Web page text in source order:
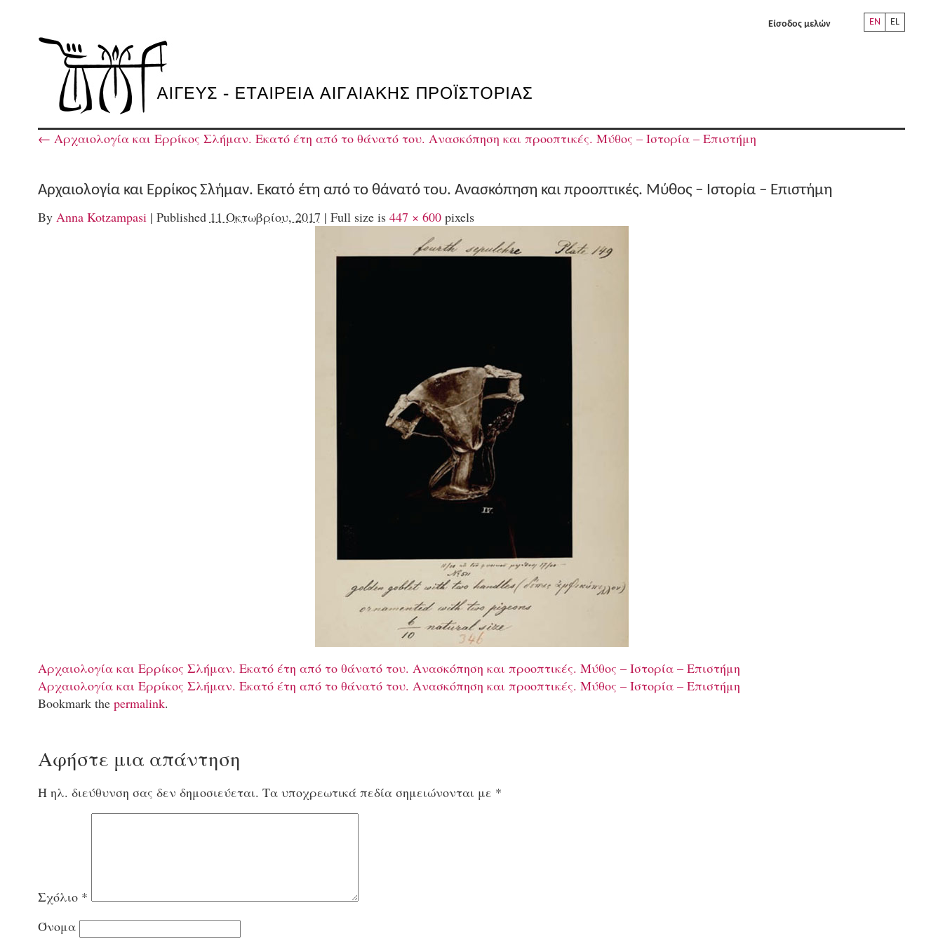
EN EL
Είσοδος μελών
← Αρχαιολογία και Ερρίκος Σλήμαν. Εκατό έτη από το θάνατό του. Aνασκόπηση και προοπτικές. Μύθος – Ιστορία – Επιστήμη
Αρχαιολογία και Ερρίκος Σλήμαν. Εκατό έτη από το θάνατό του. Aνασκόπηση και προοπτικές. Μύθος – Ιστορία – Επιστήμη
By Anna Kotzampasi | Published 11 Οκτωβρίου, 2017 | Full size is 447 × 600pixels
Αρχαιολογία και Ερρίκος Σλήμαν. Εκατό έτη από το θάνατό του. Aνασκόπηση και προοπτικές. Μύθος – Ιστορία – Επιστήμη
Αρχαιολογία και Ερρίκος Σλήμαν. Εκατό έτη από το θάνατό του. Aνασκόπηση και προοπτικές. Μύθος – Ιστορία – Επιστήμη
Bookmark the permalink.
Αφήστε μια απάντηση
Η ηλ. διεύθυνση σας δεν δημοσιεύεται. Τα υποχρεωτικά πεδία σημειώνονται με *
Σχόλιο *
Όνομα